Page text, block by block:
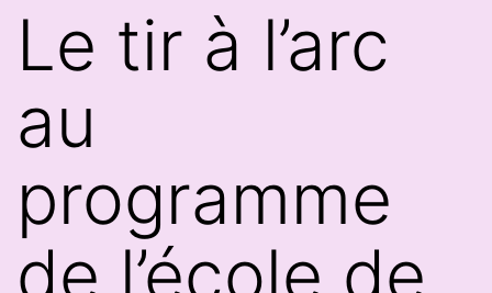
Le tir à l’arc
au
programme
de l’école de